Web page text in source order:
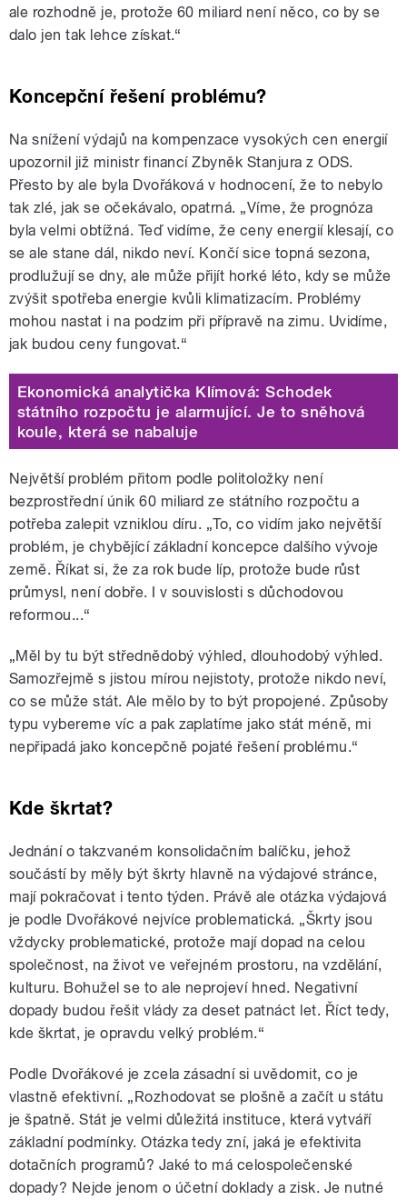
ale rozhodně je, protože 60 miliard není něco, co by se
dalo jen tak lehce získat.“
Koncepční řešení problému?
Na snížení výdajů na kompenzace vysokých cen energií
upozornil již ministr financí Zbyněk Stanjura z ODS.
Přesto by ale byla Dvořáková v hodnocení, že to nebylo
tak zlé, jak se očekávalo, opatrná. „Víme, že prognóza
byla velmi obtížná. Teď vidíme, že ceny energií klesají, co
se ale stane dál, nikdo neví. Končí sice topná sezona,
prodlužují se dny, ale může přijít horké léto, kdy se může
zvýšit spotřeba energie kvůli klimatizacím. Problémy
mohou nastat i na podzim při přípravě na zimu. Uvidíme,
jak budou ceny fungovat.“
Ekonomická analytička Klímová: Schodek
státního rozpočtu je alarmující. Je to sněhová
koule, která se nabaluje
Největší problém přitom podle politoložky není
bezprostřední únik 60 miliard ze státního rozpočtu a
potřeba zalepit vzniklou díru. „To, co vidím jako největší
problém, je chybějící základní koncepce dalšího vývoje
země. Říkat si, že za rok bude líp, protože bude růst
průmysl, není dobře. I v souvislosti s důchodovou
reformou...“
„Měl by tu být střednědobý výhled, dlouhodobý výhled.
Samozřejmě s jistou mírou nejistoty, protože nikdo neví,
co se může stát. Ale mělo by to být propojené. Způsoby
typu vybereme víc a pak zaplatíme jako stát méně, mi
nepřipadá jako koncepčně pojaté řešení problému.“
Kde škrtat?
Jednání o takzvaném konsolidačním balíčku, jehož
součástí by měly být škrty hlavně na výdajové stránce,
mají pokračovat i tento týden. Právě ale otázka výdajová
je podle Dvořákové nejvíce problematická. „Škrty jsou
vždycky problematické, protože mají dopad na celou
společnost, na život ve veřejném prostoru, na vzdělání,
kulturu. Bohužel se to ale neprojeví hned. Negativní
dopady budou řešit vlády za deset patnáct let. Říct tedy,
kde škrtat, je opravdu velký problém.“
Podle Dvořákové je zcela zásadní si uvědomit, co je
vlastně efektivní. „Rozhodovat se plošně a začít u státu
je špatně. Stát je velmi důležitá instituce, která vytváří
základní podmínky. Otázka tedy zní, jaká je efektivita
dotačních programů? Jaké to má celospolečenské
dopady? Nejde jenom o účetní doklady a zisk. Je nutné